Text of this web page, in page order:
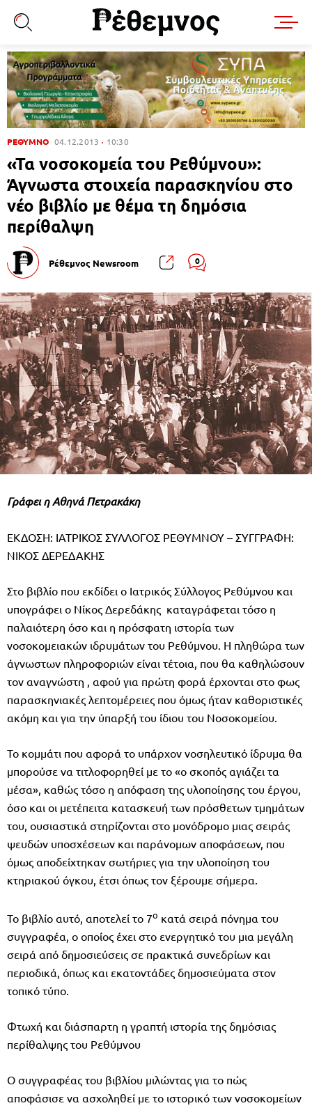
ΡΕΘΥΜΝΟ 04.12.2013 10:30
«Τα νοσοκομεία του Ρεθύμνου»:
Άγνωστα στοιχεία παρασκηνίου στο
νέο βιβλίο με θέμα τη δημόσια
περίθαλψη
Ρέθεμνος Newsroom 0
Γράφει η Αθηνά Πετρακάκη
ΕΚΔΟΣΗ: ΙΑΤΡΙΚΟΣ ΣΥΛΛΟΓΟΣ ΡΕΘΥΜΝΟΥ – ΣΥΓΓΡΑΦΗ:
ΝΙΚΟΣ ΔΕΡΕΔΑΚΗΣ
Στο βιβλίο που εκδίδει ο Ιατρικός Σύλλογος Ρεθύμνου και
υπογράφει ο Νίκος Δερεδάκης καταγράφεται τόσο η
παλαιότερη όσο και η πρόσφατη ιστορία των
νοσοκομειακών ιδρυμάτων του Ρεθύμνου. Η πληθώρα των
άγνωστων πληροφοριών είναι τέτοια, που θα καθηλώσουν
τον αναγνώστη , αφού για πρώτη φορά έρχονται στο φως
παρασκηνιακές λεπτομέρειες που όμως ήταν καθοριστικές
ακόμη και για την ύπαρξή του ίδιου του Νοσοκομείου.
Το κομμάτι που αφορά το υπάρχον νοσηλευτικό ίδρυμα θα
μπορούσε να τιτλοφορηθεί με το «ο σκοπός αγιάζει τα
μέσα», καθώς τόσο η απόφαση της υλοποίησης του έργου,
όσο και οι μετέπειτα κατασκευή των πρόσθετων τμημάτων
του, ουσιαστικά στηρίζονται στο μονόδρομο μιας σειράς
ψευδών υποσχέσεων και παράνομων αποφάσεων, που
όμως αποδείχτηκαν σωτήριες για την υλοποίηση του
κτηριακού όγκου, έτσι όπως τον ξέρουμε σήμερα.
Το βιβλίο αυτό, αποτελεί το 7ο κατά σειρά πόνημα του
συγγραφέα, ο οποίος έχει στο ενεργητικό του μια μεγάλη
σειρά από δημοσιεύσεις σε πρακτικά συνεδρίων και
περιοδικά, όπως και εκατοντάδες δημοσιεύματα στον
τοπικό τύπο.
Φτωχή και διάσπαρτη η γραπτή ιστορία της δημόσιας
περίθαλψης του Ρεθύμνου
Ο συγγραφέας του βιβλίου μιλώντας για το πώς
αποφάσισε να ασχοληθεί με το ιστορικό των νοσοκομείων